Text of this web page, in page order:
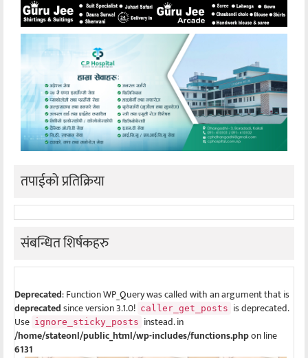
तपाईको प्रतिक्रिया
संबन्धित शिर्षकहरु
Deprecated: Function WP_Query was called with an argument that is
deprecatedsince version 3.1.0! caller_get_posts is deprecated.
Use ignore_sticky_posts instead. in
/home/stateonl/public_html/wp-includes/functions.phpon line
6131